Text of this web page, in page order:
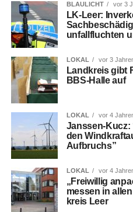
BLAULICHT vor 3
LK-Leer:
un­fall­fluch­ten
LOKAL vor 3
Land­kreis gibt
BBS-Hal­le auf
LOKAL vor 4
Jans­sen-Kucz:
den
Aufbruchs”
LOKAL vor 4
„Frei­wil­lig
mes­sen in
kreis Leer